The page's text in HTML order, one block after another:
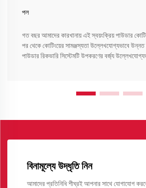
পল
গত বছর আমাদের কারখানায় এই স্বয়ংক্রিয় পাউডার
পর থেকে কোটিংয়ের সামঞ্জস্যতা উল্লেখযোগ্যভাবে
পাউডার রিকভারি সিস্টেমটি উপকরণের বর্জ্য
বিনামূল্যে উদ্ধৃতি নিন
আমাদের প্রতিনিধি শীঘ্রই আপনার সাথে যোগাযোগ